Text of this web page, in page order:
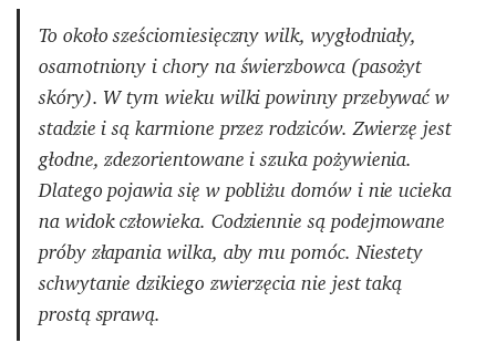
To około sześciomiesięczny wilk, wygłodniały,
osamotniony i chory na świerzbowca (pasożyt
skóry). W tym wieku wilki powinny przebywać w
stadzie i są karmione przez rodziców. Zwierzę jest
głodne, zdezorientowane i szuka pożywienia.
Dlatego pojawia się w pobliżu domów i nie ucieka
na widok człowieka. Codziennie są podejmowane
próby złapania wilka, aby mu pomóc. Niestety
schwytanie dzikiego zwierzęcia nie jest taką
prostą sprawą.